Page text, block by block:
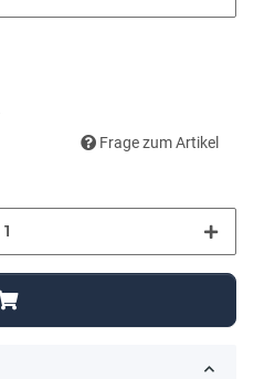
Frage zum Artikel